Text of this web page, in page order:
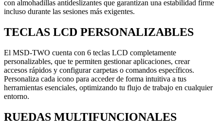
con almohadillas antideslizantes que garantizan una estabilidad firme
incluso durante las sesiones más exigentes.
TECLAS LCD PERSONALIZABLES
El MSD-TWO cuenta con 6 teclas LCD completamente
personalizables, que te permiten gestionar aplicaciones, crear
accesos rápidos y configurar carpetas o comandos específicos.
Personaliza cada icono para acceder de forma intuitiva a tus
herramientas esenciales, optimizando tu flujo de trabajo en cualquier
entorno.
RUEDAS MULTIFUNCIONALES